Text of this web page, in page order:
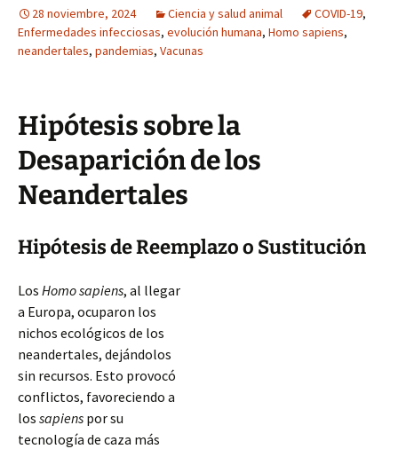
28 noviembre, 2024 Ciencia y salud animal COVID-19,
Enfermedades infecciosas, evolución humana, Homo sapiens,
neandertales, pandemias, Vacunas
Hipótesis sobre la
Desaparición de los
Neandertales
Hipótesis de Reemplazo o Sustitución
Los Homo sapiens, al llegar
a Europa, ocuparon los
nichos ecológicos de los
neandertales, dejándolos
sin recursos. Esto provocó
conflictos, favoreciendo a
los sapiens por su
tecnología de caza más